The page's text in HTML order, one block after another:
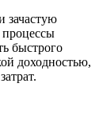
зачастую
процессы
быстрого
доходностью,